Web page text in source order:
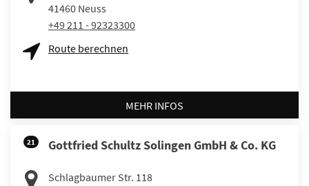
41460 Neuss
+49 211 - 92323300
Route berechnen
MEHR INFOS
21 Gottfried Schultz Solingen GmbH & Co. KG
Schlagbaumer Str. 118